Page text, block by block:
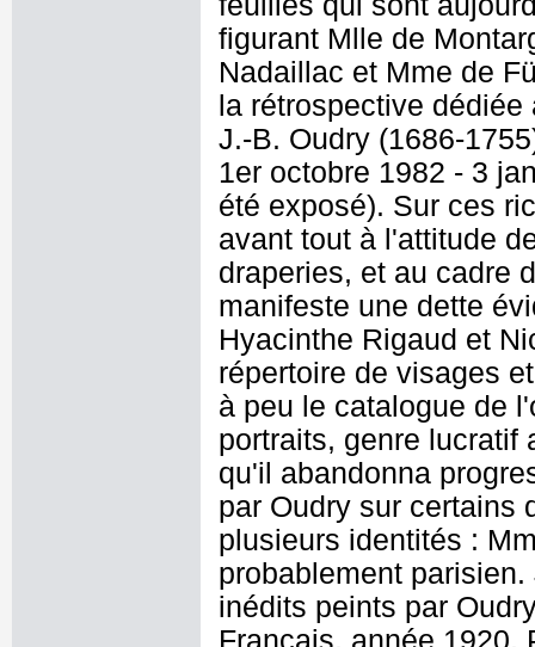
figurant Mlle de
Nadaillac et Mme de
la rétrospective
J.-B. Oudry (1686-
1er octobre 1982 - 3
été exposé). Sur ces
avant tout à l'attitude
draperies, et au cadre
manifeste une dette
Hyacinthe Rigaud et
répertoire de visages
à peu le catalogue de
portraits, genre lucratif
qu'il abandonna
par Oudry sur certains
plusieurs identités :
probablement
inédits peints par
Français, année 1920,